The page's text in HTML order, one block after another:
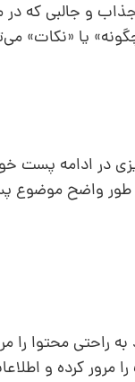
و جالبی که
یا «نکات»
در ادامه پست
طور واضح موضوع
کرده و